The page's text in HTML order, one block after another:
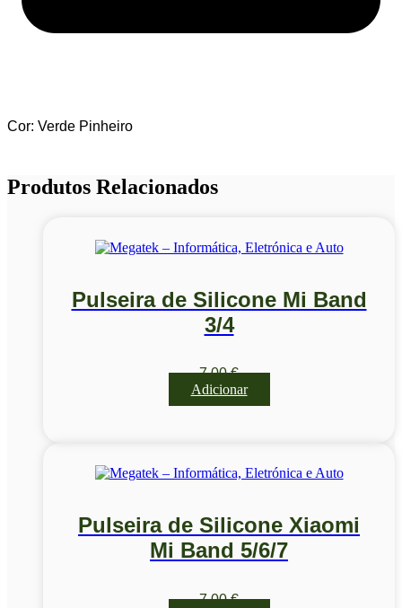
Cor: Verde Pinheiro
Produtos Relacionados
Pulseira de Silicone Mi Band
3/4
7,00€
Adicionar
Pulseira de Silicone Xiaomi
Mi Band 5/6/7
7,00€